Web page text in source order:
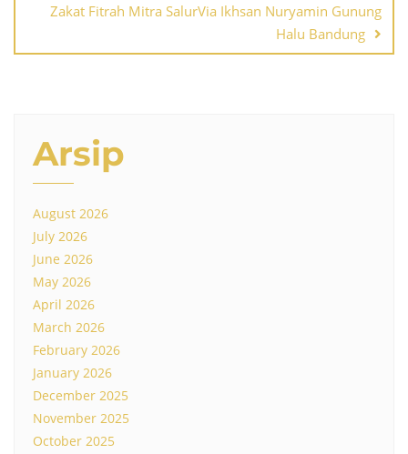
Zakat Fitrah Mitra SalurVia Ikhsan Nuryamin Gunung
Halu Bandung
Arsip
August 2026
July 2026
June 2026
May 2026
April 2026
March 2026
February 2026
January 2026
December 2025
November 2025
October 2025